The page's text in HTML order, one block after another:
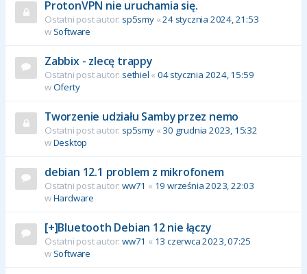
ProtonVPN nie uruchamia się.
Ostatni post autor: sp5smy«24 stycznia 2024, 21:53
w Software
Zabbix - zlecę trappy
Ostatni post autor: sethiel «04 stycznia 2024, 15:59
wOferty
Tworzenie udziału Samby przez nemo
Ostatni post autor: sp5smy« 30 grudnia 2023, 15:32
wDesktop
debian 12.1 problem z mikrofonem
Ostatni post autor: ww71 « 19 września 2023, 22:03
wHardware
[+]Bluetooth Debian 12 nie łączy
Ostatni post autor: ww71 « 13 czerwca 2023, 07:25
w Software